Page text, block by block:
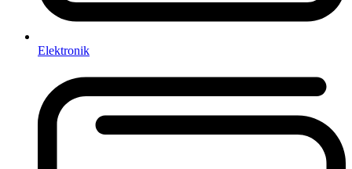
Elektronik